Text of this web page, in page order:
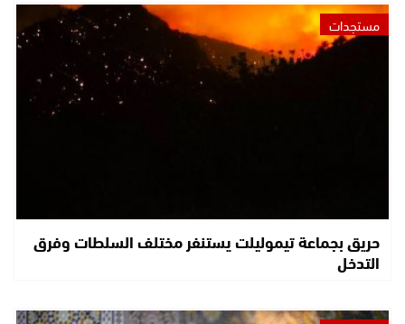
مستجدات
حريق بجماعة تيموليلت يستنفر مختلف السلطات وفرق
التدخل